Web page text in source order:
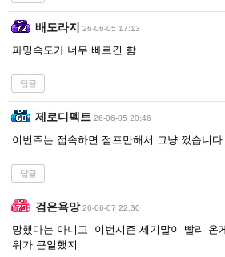
배도라지 26-06-05 17:13
파밍속도가 너무 빠르긴 함
답글
제로디펙트 26-06-05 20:46
이번주는 접속하면 점프만해서 그냥 껐습니다
답글
검은욕망 26-06-07 22:30
망했다는 아니고 이번시즌 세기말이 빨리 온
위가 큰일했지